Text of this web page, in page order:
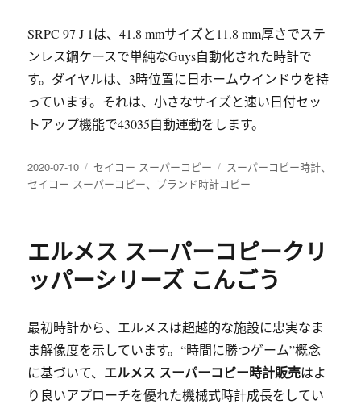
SRPC 97 J 1は、41.8 mmサイズと11.8 mm厚さでステ
ンレス鋼ケースで単純なGuys自動化された時計で
す。ダイヤルは、3時位置に日ホームウインドウを持
っています。それは、小さなサイズと速い日付セッ
トアップ機能で43035自動運動をします。
发
布
2020-07-10
分
类
セイコー スーパーコピー
标
签
スーパーコピー時計、
セイコー スーパーコピー、 ブランド時計コピー
エルメス スーパーコピークリ
ッパーシリーズ こんごう
最初時計から、エルメスは超越的な施設に忠実なま
ま解像度を示しています。“時間に勝つゲーム”概念
に基づいて、 エルメス スーパーコピー時計販売はよ
り良いアプローチを優れた機械式時計成長をしてい